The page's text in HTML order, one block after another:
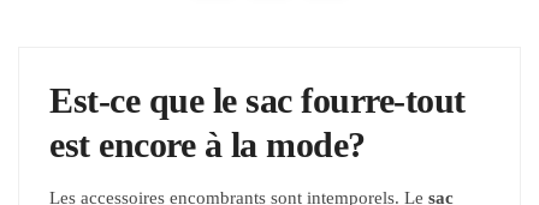
Est-ce que le sac fourre-tout
est encore à la mode?
Les accessoires encombrants sont intemporels. Le sac